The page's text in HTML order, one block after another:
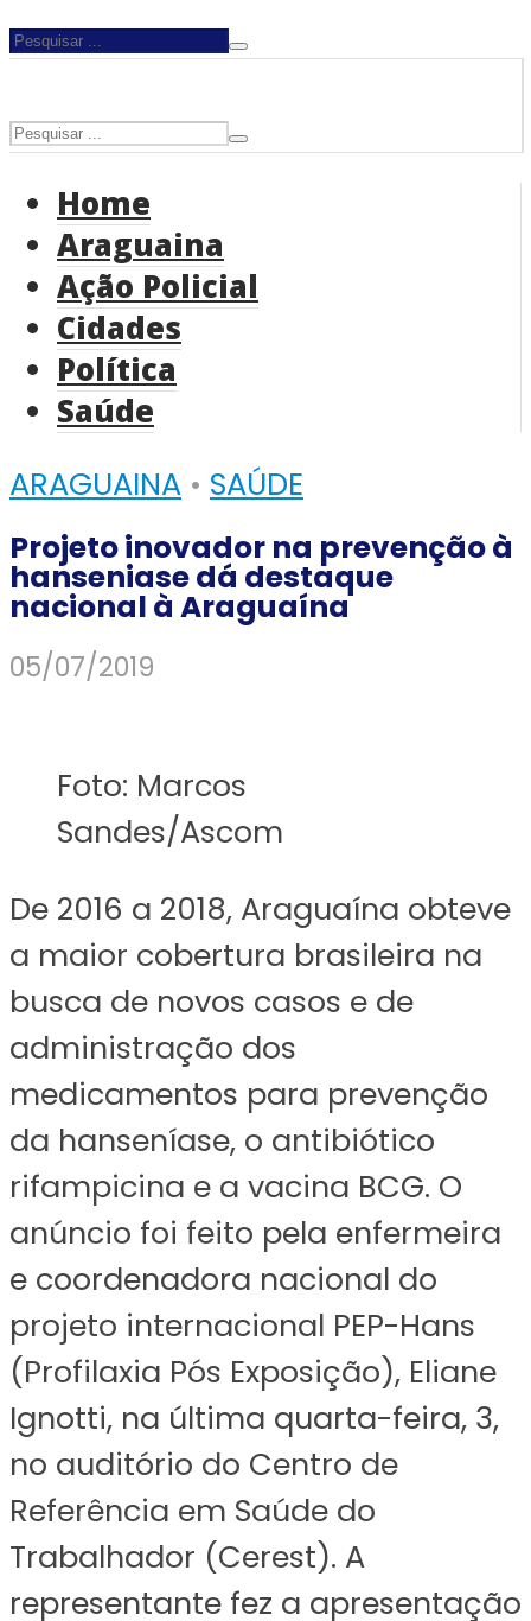
Home
Araguaina
Ação Policial
Cidades
Política
Saúde
ARAGUAINA • SAÚDE
Projeto inovador na prevenção à
hanseniase dá destaque
nacional à Araguaína
05/07/2019
Foto: Marcos
Sandes/Ascom
De 2016 a 2018, Araguaína obteve
a maior cobertura brasileira na
busca de novos casos e de
administração dos
medicamentos para prevenção
da hanseníase, o antibiótico
rifampicina e a vacina BCG. O
anúncio foi feito pela enfermeira
e coordenadora nacional do
projeto internacional PEP-Hans
(Profilaxia Pós Exposição), Eliane
Ignotti, na última quarta-feira, 3,
no auditório do Centro de
Referência em Saúde do
Trabalhador (Cerest). A
representante fez a apresentação